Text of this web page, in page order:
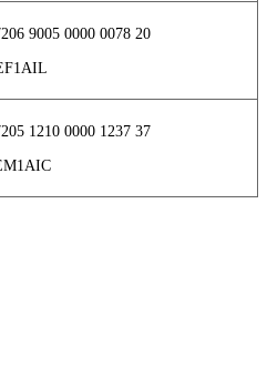
9005 0000 0078 20
1210 0000 1237 37